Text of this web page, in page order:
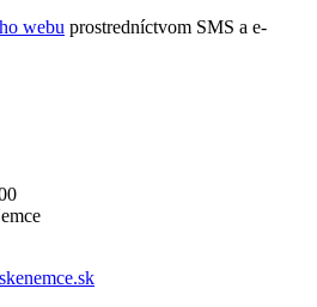
webu prostredníctvom SMS a e-